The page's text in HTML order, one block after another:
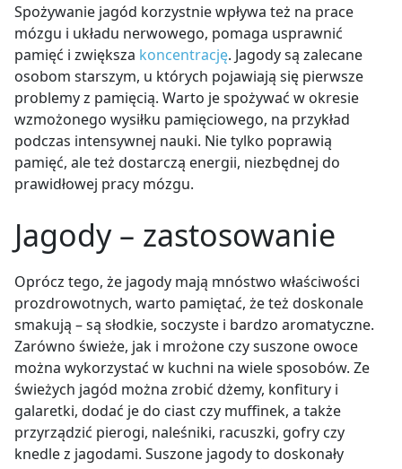
Spożywanie jagód korzystnie wpływa też na prace
mózgu i układu nerwowego, pomaga usprawnić
pamięć i zwiększa koncentrację. Jagody są zalecane
osobom starszym, u których pojawiają się pierwsze
problemy z pamięcią. Warto je spożywać w okresie
wzmożonego wysiłku pamięciowego, na przykład
podczas intensywnej nauki. Nie tylko poprawią
pamięć, ale też dostarczą energii, niezbędnej do
prawidłowej pracy mózgu.
Jagody– zastosowanie
Oprócz tego, że jagody mają mnóstwo właściwości
prozdrowotnych, warto pamiętać, że też doskonale
smakują – są słodkie, soczyste i bardzo aromatyczne.
Zarówno świeże, jak i mrożone czy suszone owoce
można wykorzystać w kuchni na wiele sposobów. Ze
świeżych jagód można zrobić dżemy, konfitury i
galaretki, dodać je do ciast czy muffinek, a także
przyrządzić pierogi, naleśniki, racuszki, gofry czy
knedle z jagodami. Suszone jagody to doskonały